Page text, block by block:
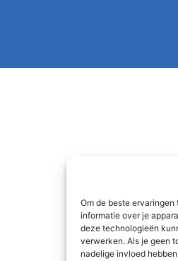
Om de beste
informatie over je
deze technologieën
verwerken. Als je geen
nadelige invloed